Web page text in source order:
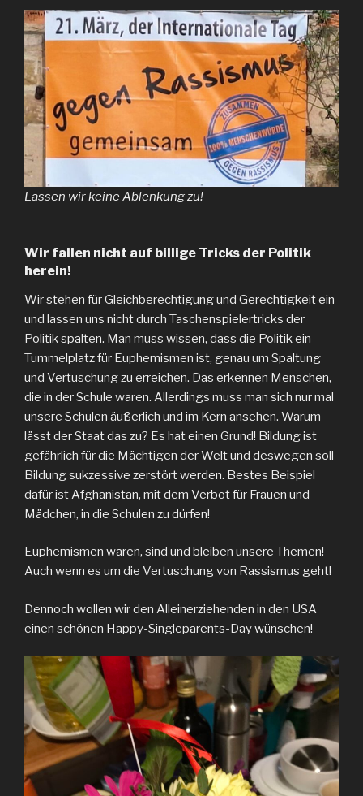
Lassen wir keine Ablenkung zu!
Wir fallen nicht auf billige Tricks der Politik
herein!
Wir stehen für Gleichberechtigung und Gerechtigkeit ein
und lassen uns nicht durch Taschenspielertricks der
Politik spalten. Man muss wissen, dass die Politik ein
Tummelplatz für Euphemismen ist, genau um Spaltung
und Vertuschung zu erreichen. Das erkennen Menschen,
die in der Schule waren. Allerdings muss man sich nur mal
unsere Schulen äußerlich und im Kern ansehen. Warum
lässt der Staat das zu? Es hat einen Grund! Bildung ist
gefährlich für die Mächtigen der Welt und deswegen soll
Bildung sukzessive zerstört werden. Bestes Beispiel
dafür ist Afghanistan, mit dem Verbot für Frauen und
Mädchen, in die Schulen zu dürfen!
Euphemismen waren, sind und bleiben unsere Themen!
Auch wenn es um die Vertuschung von Rassismus geht!
Dennoch wollen wir den Alleinerziehenden in den USA
einen schönen Happy-Singleparents-Day wünschen!